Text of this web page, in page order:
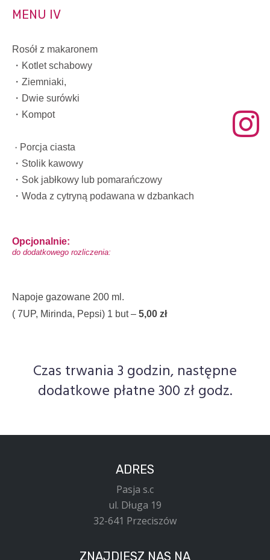
MENU IV
Rosół z makaronem
・Kotlet schabowy
・Ziemniaki,
・Dwie surówki
・Kompot
・ Porcja ciasta
・ Stolik kawowy
・ Sok jabłkowy lub pomarańczowy
・ Woda z cytryną podawana w dzbankach
Opcjonalnie:
do dodatkowego rozliczenia:
Napoje gazowane 200 ml.
( 7UP, Mirinda, Pepsi) 1 but – 5,00 zł
Czas trwania 3 godzin, następne
dodatkowe płatne 300 zł godz.
ADRES
Pasja s.c
ul. Długa 19
32-641 Przeciszów
ZNAJDIESZ NAS NA